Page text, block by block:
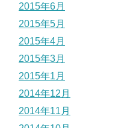
2015年6月
2015年5月
2015年4月
2015年3月
2015年1月
2014年12月
2014年11月